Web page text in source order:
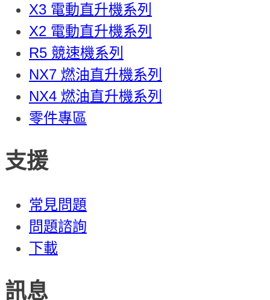
X3 電動直升機系列
X2 電動直升機系列
R5 競速機系列
NX7 燃油直升機系列
NX4 燃油直升機系列
零件專區
支援
常見問題
問題諮詢
下載
訊息